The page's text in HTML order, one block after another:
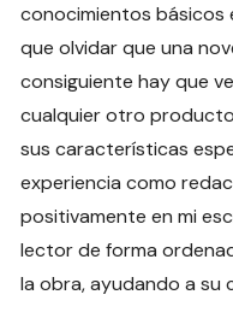
conocimientos básicos
que olvidar que una
consiguiente hay que
cualquier otro
sus características
experiencia como
positivamente en mi
lector de forma
la obra, ayudando a su